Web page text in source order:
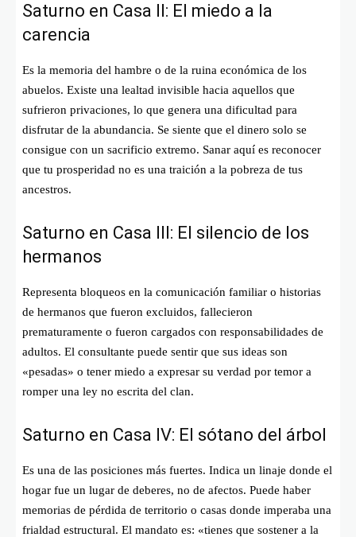
Saturno en Casa II: El miedo a la
carencia
Es la memoria del hambre o de la ruina económica de los
abuelos. Existe una lealtad invisible hacia aquellos que
sufrieron privaciones, lo que genera una dificultad para
disfrutar de la abundancia. Se siente que el dinero solo se
consigue con un sacrificio extremo. Sanar aquí es reconocer
que tu prosperidad no es una traición a la pobreza de tus
ancestros.
Saturno en Casa III: El silencio de los
hermanos
Representa bloqueos en la comunicación familiar o historias
de hermanos que fueron excluidos, fallecieron
prematuramente o fueron cargados con responsabilidades de
adultos. El consultante puede sentir que sus ideas son
«pesadas» o tener miedo a expresar su verdad por temor a
romper una ley no escrita del clan.
Saturno en Casa IV: El sótano del árbol
Es una de las posiciones más fuertes. Indica un linaje donde el
hogar fue un lugar de deberes, no de afectos. Puede haber
memorias de pérdida de territorio o casas donde imperaba una
frialdad estructural. El mandato es: «tienes que sostener a la